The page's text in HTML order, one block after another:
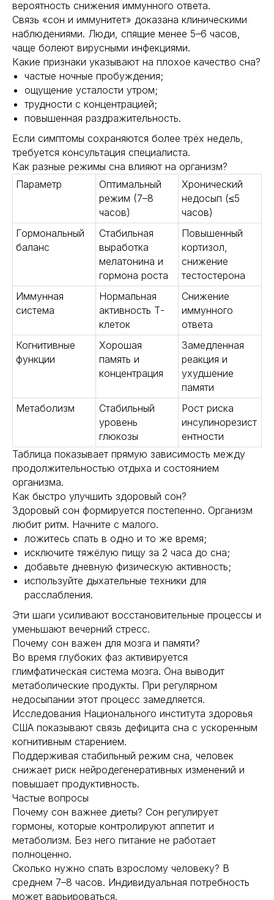
вероятность снижения иммунного ответа.
Связь «сон и иммунитет» доказана клиническими
наблюдениями. Люди, спящие менее 5–6 часов,
чаще болеют вирусными инфекциями.
Какие признаки указывают на плохое качество сна?
частые ночные пробуждения;
ощущение усталости утром;
трудности с концентрацией;
повышенная раздражительность.
Если симптомы сохраняются более трёх недель,
требуется консультация специалиста.
Как разные режимы сна влияют на организм?
Параметр
Оптимальный
режим (7–8
часов)
Хронический
недосып (≤5
часов)
Гормональный
баланс
Стабильная
выработка
мелатонина и
гормона роста
Повышенный
кортизол,
снижение
тестостерона
Иммунная
система
Нормальная
активность Т-
клеток
Снижение
иммунного
ответа
Когнитивные
функции
Хорошая
память и
концентрация
Замедленная
реакция и
ухудшение
памяти
Метаболизм
Стабильный
уровень
глюкозы
Рост риска
инсулинорезист
ентности
Таблица показывает прямую зависимость между
продолжительностью отдыха и состоянием
организма.
Как быстро улучшить здоровый сон?
Здоровый сон формируется постепенно. Организм
любит ритм. Начните с малого.
ложитесь спать в одно и то же время;
исключите тяжёлую пищу за 2 часа до сна;
добавьте дневную физическую активность;
используйте дыхательные техники для
расслабления.
Эти шаги усиливают восстановительные процессы и
уменьшают вечерний стресс.
Почему сон важен для мозга и памяти?
Во время глубоких фаз активируется
глимфатическая система мозга. Она выводит
метаболические продукты. При регулярном
недосыпании этот процесс замедляется.
Исследования Национального института здоровья
США показывают связь дефицита сна с ускоренным
когнитивным старением.
Поддерживая стабильный режим сна, человек
снижает риск нейродегенеративных изменений и
повышает продуктивность.
Частые вопросы
Почему сон важнее диеты? Сон регулирует
гормоны, которые контролируют аппетит и
метаболизм. Без него питание не работает
полноценно.
Сколько нужно спать взрослому человеку? В
среднем 7–8 часов. Индивидуальная потребность
может варьироваться.
Главная
Longevity
Гормоны
Генная инженерия
Трансгуманизм
Восприятие
Внутренняя инженерия
Управление сном
Социальные сети
*Meta (деятельность организации
запрещена на территории РФ)
Навигация Полезная информация
О компании
Уникальность
Исследования
9772524455@mail.ru
+7(977)252-44-55
109012, Россия, Москва
ул. Охотный ряд, д. 2
Пн-Пт 9:00- 19:00
©2025. All rights
reserved